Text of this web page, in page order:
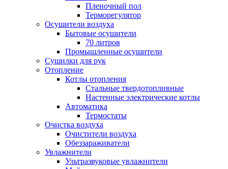
Пленочный пол
Терморегулятор
Осушители воздуха
Бытовые осушители
70 литров
Промышленные осушители
Сушилки для рук
Отопление
Котлы отопления
Стальные твердотопливные
Настенные электрические котлы
Автоматика
Термостаты
Очистка воздуха
Очистители воздуха
Обеззараживатели
Увлажнители
Ультразвуковые увлажнители